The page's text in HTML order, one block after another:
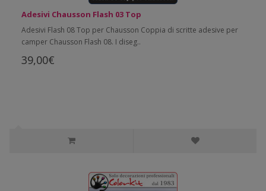
Adesivi Chausson Flash 03 Top
Adesivi Flash 08 Top per Chausson Coppia di scritte adesive per
camper Chausson Flash 08. I diseg..
39,00€